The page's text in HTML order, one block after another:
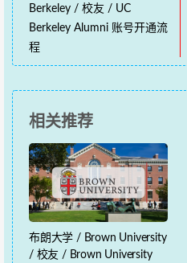
Berkeley / 校友 / UC
Berkeley Alumni 账号开通流
程
相关推荐
布朗大学 / Brown University
/ 校友 / Brown University